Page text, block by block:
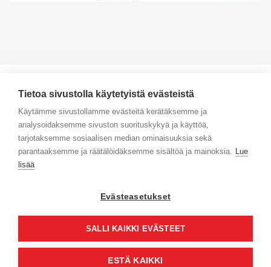
Yhteystiedot
Selaa tuotteita
Maksa turvallisesti
Tietoa sivustolla käytetyistä evästeistä
Käytämme sivustollamme evästeitä kerätäksemme ja
analysoidaksemme sivuston suorituskykyä ja käyttöä,
tarjotaksemme sosiaalisen median ominaisuuksia sekä
parantaaksemme ja räätälöidäksemme sisältöä ja mainoksia. Lue
lisää
Evästeasetukset
SALLI KAIKKI EVÄSTEET
ESTÄ KAIKKI